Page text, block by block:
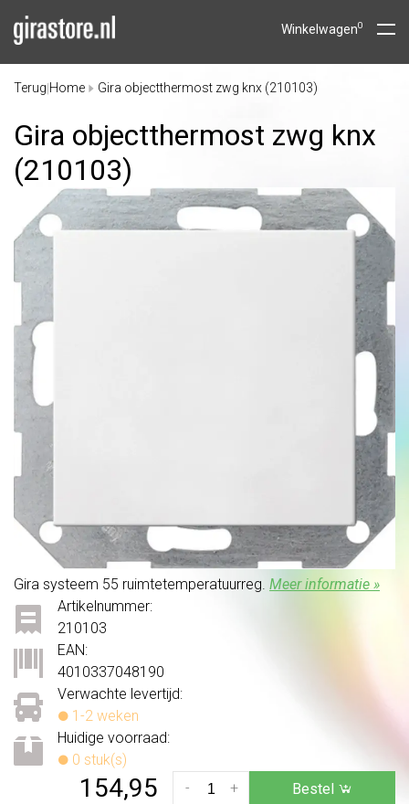
Winkelwagen0
Terug Home Gira objectthermost zwg knx (210103)
Gira objectthermost zwg knx
(210103)
Gira systeem 55 ruimtetemperatuurreg. Meer informatie »
Verwachte levertijd:
1-2 weken
Huidige voorraad:
0 stuk(s)
Artikelnummer:
210103
EAN:
4010337048190
154,95 +
- Bestel